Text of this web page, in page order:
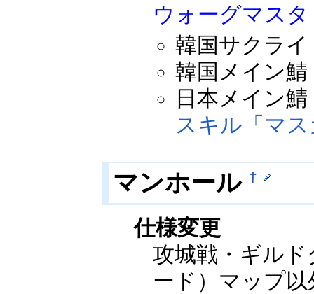
ウォーグマス
韓国サクライ
韓国メイン鯖
日本メイン
スキル「マ
マンホール †
仕様変更
攻城戦・ギル
ード）マップ